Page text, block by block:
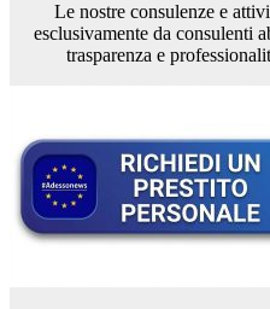
Le nostre consulenze e
esclusivamente da consulenti
trasparenza e